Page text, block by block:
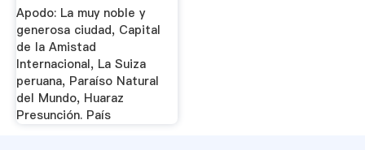
Apodo: La muy noble y
generosa ciudad, Capital
de la Amistad
Internacional, La Suiza
peruana, Paraíso Natural
del Mundo, Huaraz
Presunción. País